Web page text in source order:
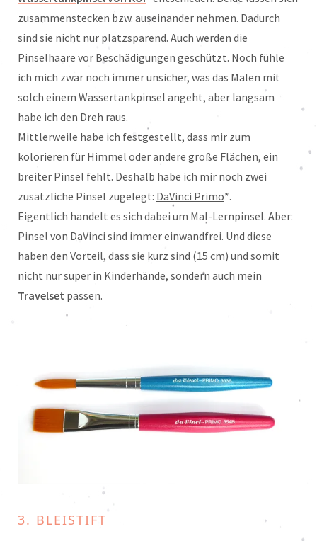
zusammenstecken bzw. auseinander nehmen. Dadurch
sind sie nicht nur platzsparend. Auch werden die
Pinselhaare vor Beschädigungen geschützt. Noch fühle
ich mich zwar noch immer unsicher, was das Malen mit
solch einem Wassertankpinsel angeht, aber langsam
habe ich den Dreh raus.
Mittlerweile habe ich festgestellt, dass mir zum
kolorieren für Himmel oder andere große Flächen, ein
breiter Pinsel fehlt. Deshalb habe ich mir noch zwei
zusätzliche Pinsel zugelegt: DaVinci Primo*.
Eigentlich handelt es sich dabei um Mal-Lernpinsel. Aber:
Pinsel von DaVinci sind immer einwandfrei. Und diese
haben den Vorteil, dass sie kurz sind (15 cm) und somit
nicht nur super in Kinderhände, sondern auch mein
Travelset passen.
3. BLEISTIFT